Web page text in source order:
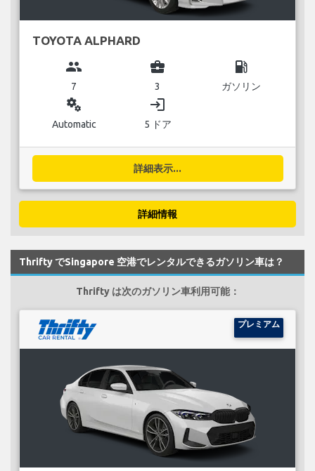
TOYOTA ALPHARD
group
7
business_center
3
local_gas_station
ガソリン
miscellaneous_services
Automatic
login
5 ドア
詳細表示...
詳細情報
Thrifty でSingapore 空港でレンタルできるガソリン車は？
Thrifty は次のガソリン車利用可能：
プレミアム